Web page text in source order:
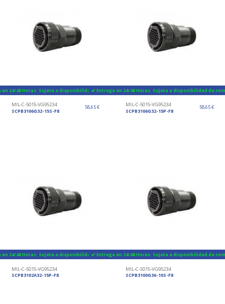
24/48 Horas. Sujeta a disponibilidad de componentes
MIL-C-5015-VG95234
SCPB3106G32-15S-F8
58,65 €
Entrega en 24/48 Horas. Sujeta a disponibilidad de
MIL-C-5015-VG95234
SCPB3106G32-15P-F8
58,65 €
24/48 Horas. Sujeta a disponibilidad de componentes
MIL-C-5015-VG95234
SCPB3102A32-15P-F8
Entrega en 24/48 Horas. Sujeta a disponibilidad de
MIL-C-5015-VG95234
SCPB3100G36-10S-F8